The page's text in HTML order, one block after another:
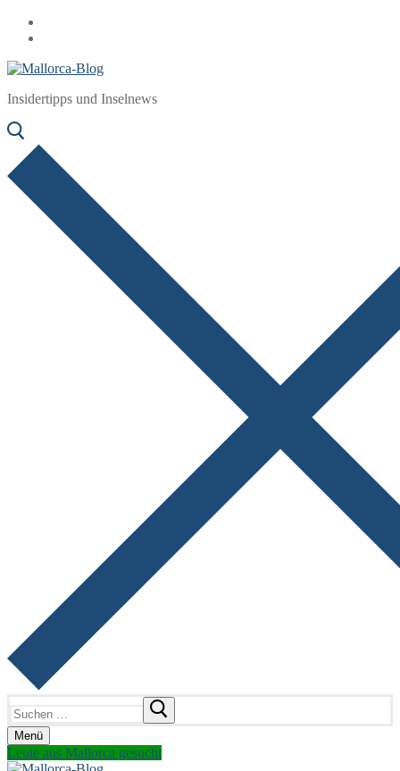
Zum
Inhalt
Menü
Schließen
Insidertipps und Inselnews
nach:
Menü
Leute aus Mallorca gesucht